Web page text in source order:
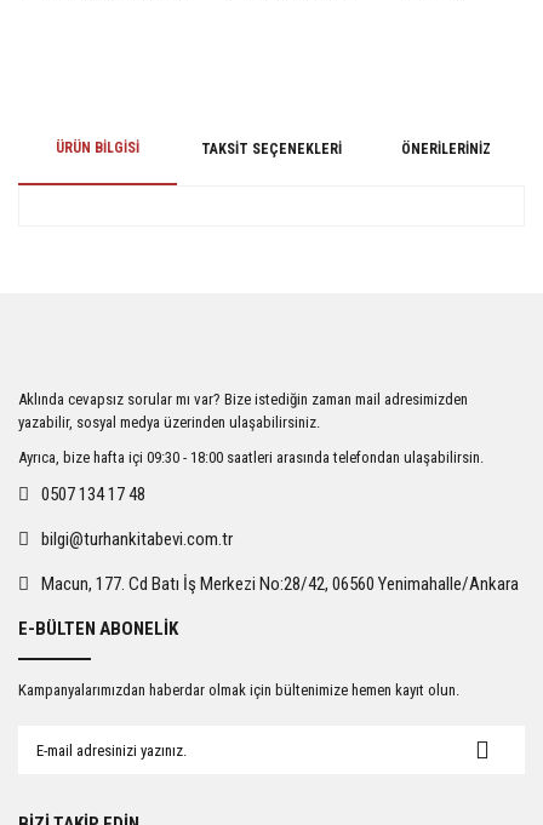
ÜRÜN BILGISI TAKSIT SEÇENEKLERI ÖNERILERINIZ
Ürün açıklamasında eksik bilgiler bulunuyor.
Ürün bilgilerinde hatalar bulunuyor.
Ürün fiyatı diğer sitelerden daha pahalı.
Gönder
Aklında cevapsız sorular mı var? Bize istediğin zaman mail adresimizden
yazabilir, sosyal medya üzerinden ulaşabilirsiniz.
Ayrıca, bize hafta içi 09:30 - 18:00 saatleri arasında telefondan ulaşabilirsin.
0507 134 17 48
bilgi@turhankitabevi.com.tr
Macun, 177. Cd Batı İş Merkezi No:28/42, 06560 Yenimahalle/Ankara
E-BÜLTEN ABONELİK
Kampanyalarımızdan haberdar olmak için bültenimize hemen kayıt olun.